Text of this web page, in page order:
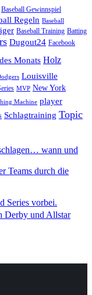
Baseball Gewinnspiel
Regeln Baseball
Baseball Training Batting
Dugout24 Facebook
Monats Holz
Louisville
MVP New York
Machine player
Schlagtraining Topic
wann und
Teams durch die
Series vorbei.
Derby und Allstar